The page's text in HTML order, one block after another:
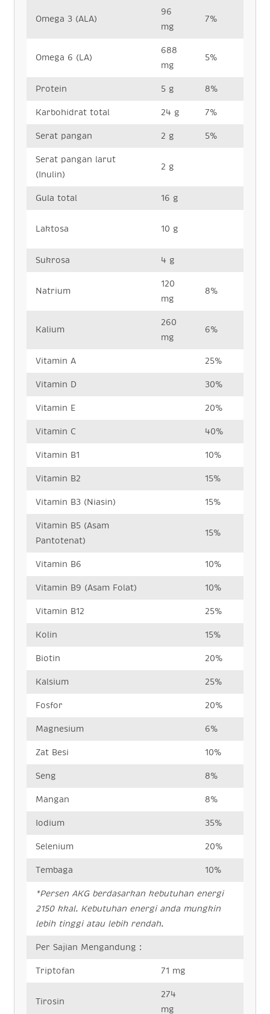
Omega 3 (ALA)
96
mg
7%
Omega 6 (LA)
688
mg
5%
Protein 5 g 8%
Karbohidrat total 24 g 7%
Serat pangan 2 g 5%
Serat pangan larut
(Inulin)
2 g
Gula total 16 g
Laktosa 10 g
Sukrosa 4 g
Natrium
120
mg
8%
Kalium
260
mg
6%
Vitamin A 25%
Vitamin D 30%
Vitamin E 20%
Vitamin C 40%
Vitamin B1 10%
Vitamin B2 15%
Vitamin B3 (Niasin) 15%
Vitamin B5 (Asam
Pantotenat)
15%
Vitamin B6 10%
Vitamin B9 (Asam Folat) 10%
Vitamin B12 25%
Kolin 15%
Biotin 20%
Kalsium 25%
Fosfor 20%
Magnesium 6%
Zat Besi 10%
Seng 8%
Mangan 8%
Iodium 35%
Selenium 20%
Tembaga 10%
*Persen AKG berdasarkan kebutuhan energi
2150 kkal.
Kebutuhan energi anda mungkin
lebih tinggi atau lebih rendah.
Per Sajian Mengandung :
Triptofan 71 mg
Tirosin
274
mg